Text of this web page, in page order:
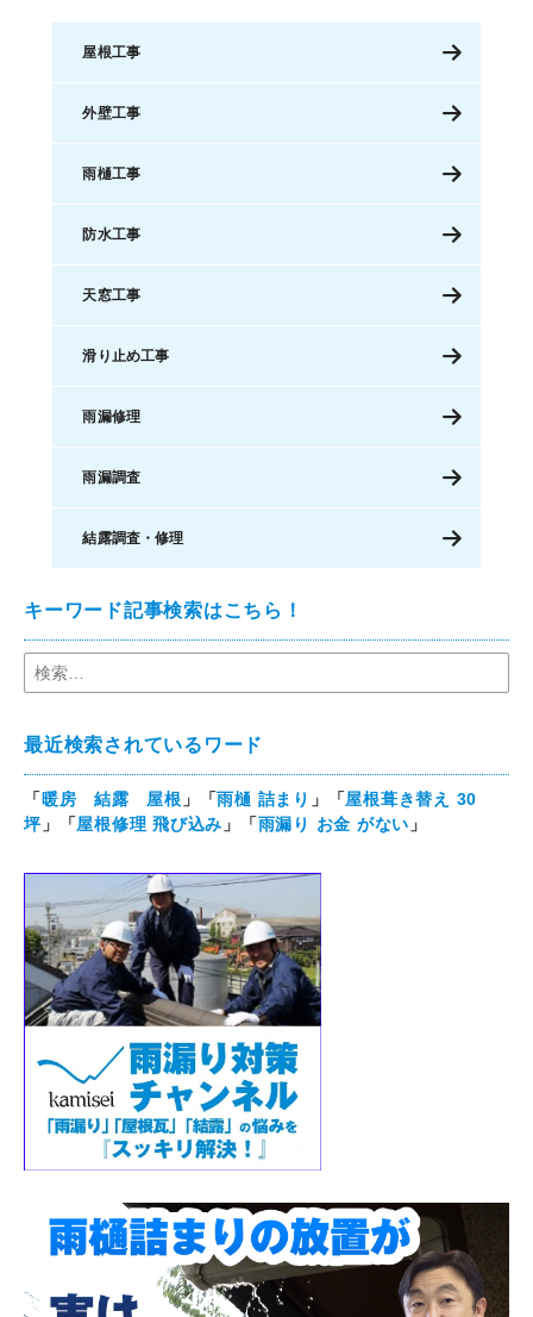
屋根工事
外壁工事
雨樋工事
防水工事
天窓工事
滑り止め工事
雨漏修理
雨漏調査
結露調査・修理
キーワード記事検索はこちら！
最近検索されているワード
「暖房 結露 屋根 」「雨樋 詰まり 」「屋根葺き替え 30
坪」「屋根修理 飛び込み 」「雨漏り お金 がない 」